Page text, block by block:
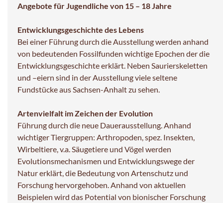
Angebote für Jugendliche von 15 – 18 Jahre
Entwicklungsgeschichte des Lebens
Bei einer Führung durch die Ausstellung werden anhand
von bedeutenden Fossilfunden wichtige Epochen der die
Entwicklungsgeschichte erklärt. Neben Saurierskeletten
und –eiern sind in der Ausstellung viele seltene
Fundstücke aus Sachsen-Anhalt zu sehen.
Artenvielfalt im Zeichen der Evolution
Führung durch die neue Dauerausstellung. Anhand
wichtiger Tiergruppen: Arthropoden, spez. Insekten,
Wirbeltiere, v.a. Säugetiere und Vögel werden
Evolutionsmechanismen und Entwicklungswege der
Natur erklärt, die Bedeutung von Artenschutz und
Forschung hervorgehoben. Anhand von aktuellen
Beispielen wird das Potential von bionischer Forschung